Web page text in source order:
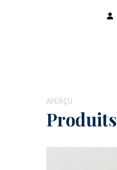
APERÇU
Produits